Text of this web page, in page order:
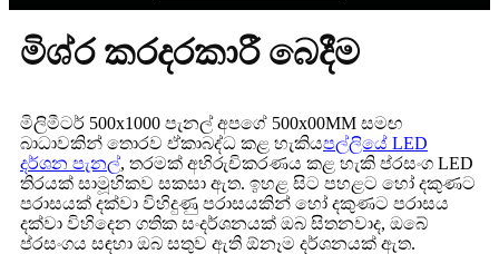
මිශ්ර කරදරකාරී බෙදීම
මිලිමීටර් 500x1000 පැනල් අපගේ 500x00MM සමඟ
බාධාවකින් තොරව ඒකාබද්ධ කළ හැකියපල්ලියේ LED
දර්ශන පැනල්, තරමක් අභිරුචිකරණය කළ හැකි ප්රසංග LED
තිරයක් සාමූහිකව සකසා ඇත. ඉහළ සිට පහළට හෝ දකුණට
පරාසයක් දක්වා විහිදුණු පරාසයකින් හෝ දකුණට පරාසය
දක්වා විහිදෙන ගතික සංදර්ශනයක් ඔබ සිතනවාද, ඔබේ
ප්රසංගය සඳහා ඔබ සතුව ඇති ඕනෑම දර්ශනයක් ඇත.